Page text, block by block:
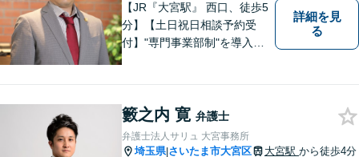
【JR『大宮駅』 西口、徒歩5
分】【土日祝日相談予約受
付】"専門事業部制"を導入
詳細を見
る
籔之内 寛 弁護士
弁護士法人サリュ 大宮事務所
埼玉県|さいたま市大宮区 大宮駅 から徒歩4分